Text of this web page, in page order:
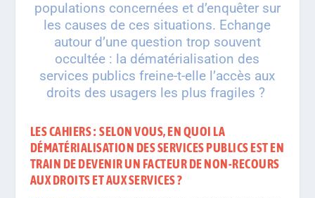
populations concernées et d’enquêter sur
les causes de ces situations. Echange
autour d’une question trop souvent
occultée : la dématérialisation des
services publics freine-t-elle l’accès aux
droits des usagers les plus fragiles ?
LES CAHIERS : SELON VOUS, EN QUOI LA
DÉMATÉRIALISATION DES SERVICES PUBLICS EST EN
TRAIN DE DEVENIR UN FACTEUR DE NON-RECOURS
AUX DROITS ET AUX SERVICES ?